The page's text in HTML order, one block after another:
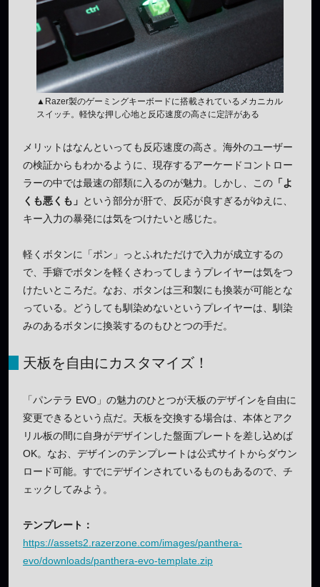
▲Razer製のゲーミングキーボードに搭載されているメカニカル
スイッチ。軽快な押し心地と反応速度の高さに定評がある
メリットはなんといっても反応速度の高さ。海外のユーザー
の検証からもわかるように、現存するアーケードコントロー
ラーの中では最速の部類に入るのが魅力。しかし、この 「よ
くも悪くも」 という部分が肝で、反応が良すぎるがゆえに、
キー入力の暴発には気をつけたいと感じた。
軽くボタンに「ポン」っとふれただけで入力が成立するの
で、手癖でボタンを軽くさわってしまうプレイヤーは気をつ
けたいところだ。なお、ボタンは三和製にも換装が可能とな
っている。どうしても馴染めないというプレイヤーは、馴染
みのあるボタンに換装するのもひとつの手だ。
天板を自由にカスタマイズ！
「パンテラ EVO」の魅力のひとつが天板のデザインを自由に
変更できるという点だ。天板を交換する場合は、本体とアク
リル板の間に自身がデザインした盤面プレートを差し込めば
OK。なお、デザインのテンプレートは公式サイトからダウン
ロード可能。すでにデザインされているものもあるので、チ
ェックしてみよう。
テンプレート：
https://assets2.razerzone.com/images/panthera-
evo/downloads/panthera-evo-template.zip